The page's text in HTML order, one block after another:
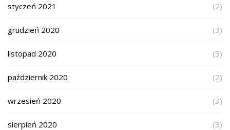
styczeń 2021 (2)
grudzień 2020 (3)
listopad 2020 (3)
październik 2020 (2)
wrzesień 2020 (3)
sierpień 2020 (3)